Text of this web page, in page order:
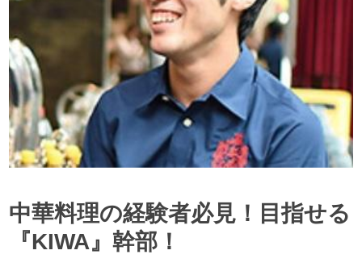
中華料理の経験者必見！目指せる
『KIWA』幹部！